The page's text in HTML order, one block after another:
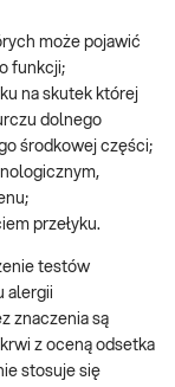
może pojawić
funkcji;
na skutek której
dolnego
środkowej części;
przełyku.
testów
alergii
znaczenia są
z oceną odsetka
stosuje się